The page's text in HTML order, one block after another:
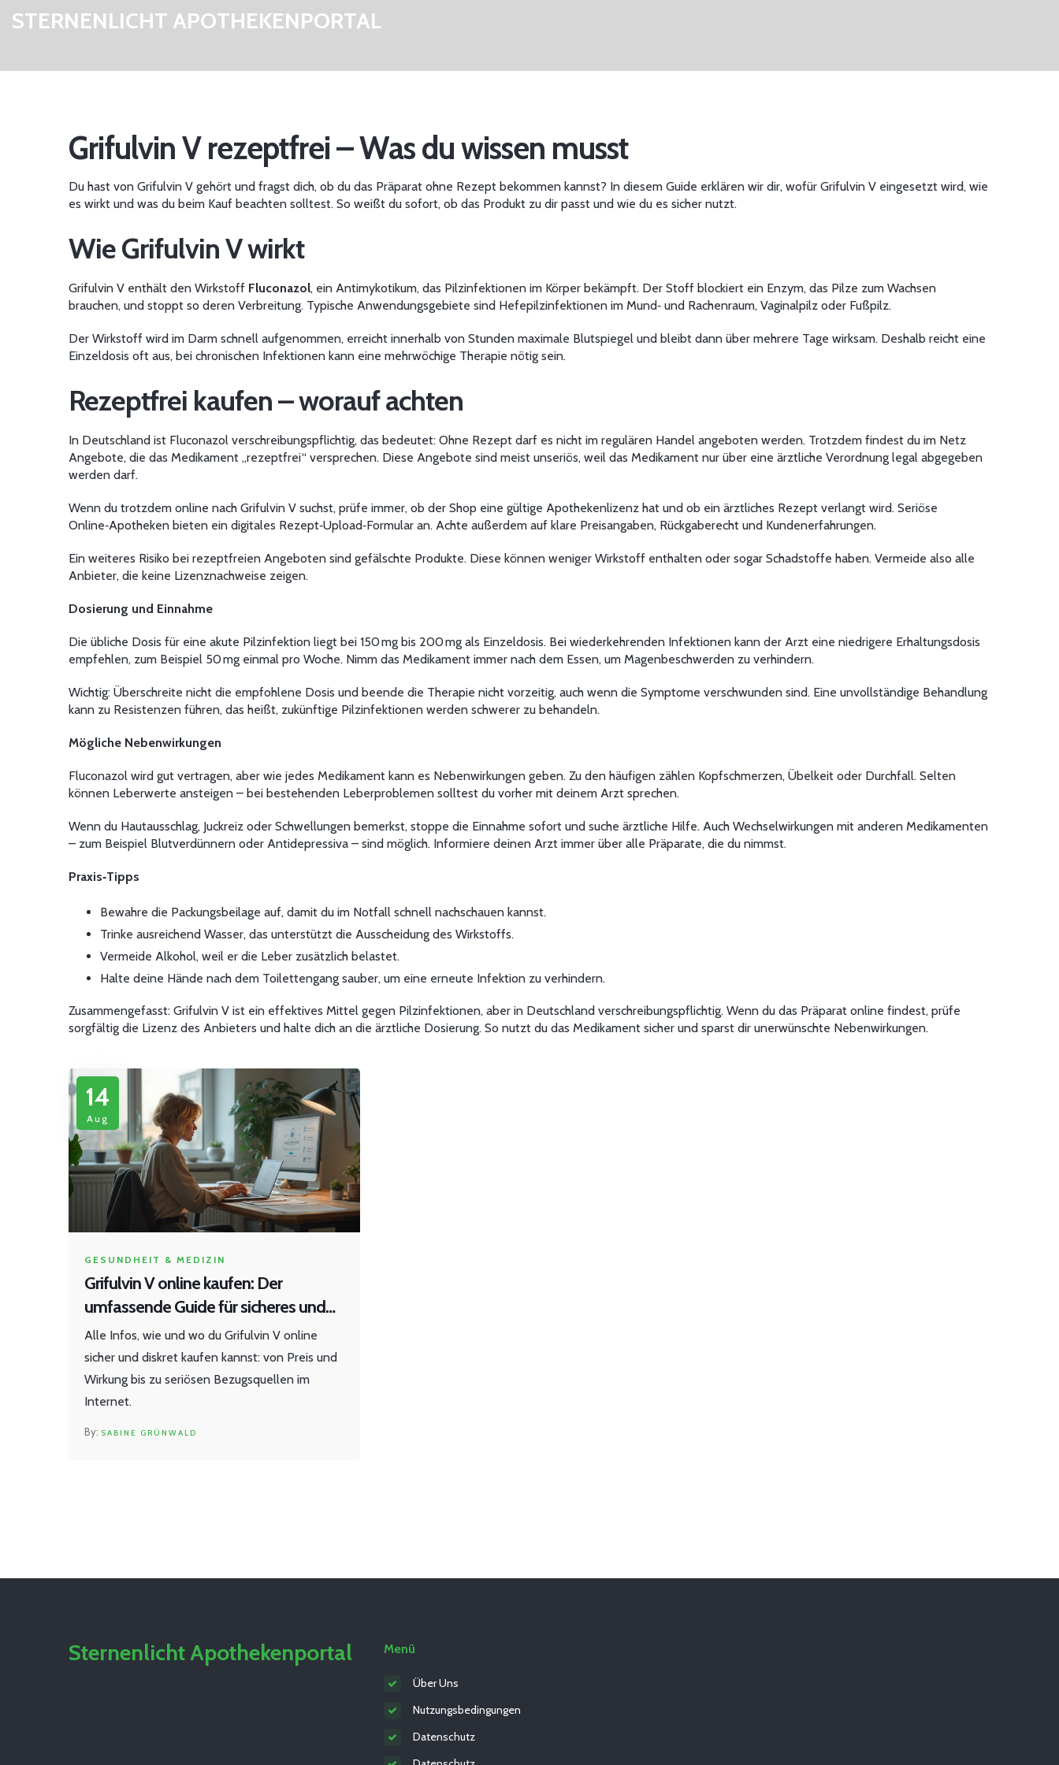
STERNENLICHT APOTHEKENPORTAL
Grifulvin V rezeptfrei – Was du wissen musst
Du hast von Grifulvin V gehört und fragst dich, ob du das Präparat ohne Rezept bekommen kannst? In diesem Guide erklären wir dir, wofür Grifulvin V eingesetzt wird, wie
es wirkt und was du beim Kauf beachten solltest. So weißt du sofort, ob das Produkt zu dir passt und wie du es sicher nutzt.
Wie Grifulvin V wirkt
Grifulvin V enthält den Wirkstoff Fluconazol, ein Antimykotikum, das Pilzinfektionen im Körper bekämpft. Der Stoff blockiert ein Enzym, das Pilze zum Wachsen
brauchen, und stoppt so deren Verbreitung. Typische Anwendungsgebiete sind Hefepilzinfektionen im Mund‑ und Rachenraum, Vaginalpilz oder Fußpilz.
Der Wirkstoff wird im Darm schnell aufgenommen, erreicht innerhalb von Stunden maximale Blutspiegel und bleibt dann über mehrere Tage wirksam. Deshalb reicht eine
Einzeldosis oft aus, bei chronischen Infektionen kann eine mehrwöchige Therapie nötig sein.
Rezeptfrei kaufen – worauf achten
In Deutschland ist Fluconazol verschreibungspflichtig, das bedeutet: Ohne Rezept darf es nicht im regulären Handel angeboten werden. Trotzdem findest du im Netz
Angebote, die das Medikament „rezeptfrei“ versprechen. Diese Angebote sind meist unseriös, weil das Medikament nur über eine ärztliche Verordnung legal abgegeben
werden darf.
Wenn du trotzdem online nach Grifulvin V suchst, prüfe immer, ob der Shop eine gültige Apothekenlizenz hat und ob ein ärztliches Rezept verlangt wird. Seriöse
Online‑Apotheken bieten ein digitales Rezept‑Upload‑Formular an. Achte außerdem auf klare Preisangaben, Rückgaberecht und Kundenerfahrungen.
Ein weiteres Risiko bei rezeptfreien Angeboten sind gefälschte Produkte. Diese können weniger Wirkstoff enthalten oder sogar Schadstoffe haben. Vermeide also alle
Anbieter, die keine Lizenznachweise zeigen.
Dosierung und Einnahme
Die übliche Dosis für eine akute Pilzinfektion liegt bei 150 mg bis 200 mg als Einzeldosis. Bei wiederkehrenden Infektionen kann der Arzt eine niedrigere Erhaltungsdosis
empfehlen, zum Beispiel 50 mg einmal pro Woche. Nimm das Medikament immer nach dem Essen, um Magenbeschwerden zu verhindern.
Wichtig: Überschreite nicht die empfohlene Dosis und beende die Therapie nicht vorzeitig, auch wenn die Symptome verschwunden sind. Eine unvollständige Behandlung
kann zu Resistenzen führen, das heißt, zukünftige Pilzinfektionen werden schwerer zu behandeln.
Mögliche Nebenwirkungen
Fluconazol wird gut vertragen, aber wie jedes Medikament kann es Nebenwirkungen geben. Zu den häufigen zählen Kopfschmerzen, Übelkeit oder Durchfall. Selten
können Leberwerte ansteigen – bei bestehenden Leberproblemen solltest du vorher mit deinem Arzt sprechen.
Wenn du Hautausschlag, Juckreiz oder Schwellungen bemerkst, stoppe die Einnahme sofort und suche ärztliche Hilfe. Auch Wechselwirkungen mit anderen Medikamenten
– zum Beispiel Blutverdünnern oder Antidepressiva – sind möglich. Informiere deinen Arzt immer über alle Präparate, die du nimmst.
Praxis‑Tipps
Bewahre die Packungsbeilage auf, damit du im Notfall schnell nachschauen kannst.
Trinke ausreichend Wasser, das unterstützt die Ausscheidung des Wirkstoffs.
Vermeide Alkohol, weil er die Leber zusätzlich belastet.
Halte deine Hände nach dem Toilettengang sauber, um eine erneute Infektion zu verhindern.
Zusammengefasst: Grifulvin V ist ein effektives Mittel gegen Pilzinfektionen, aber in Deutschland verschreibungspflichtig. Wenn du das Präparat online findest, prüfe
sorgfältig die Lizenz des Anbieters und halte dich an die ärztliche Dosierung. So nutzt du das Medikament sicher und sparst dir unerwünschte Nebenwirkungen.
14
Aug
GESUNDHEIT & MEDIZIN
Grifulvin V online kaufen: Der
umfassende Guide für sicheres und
günstiges Bestellen
Alle Infos, wie und wo du Grifulvin V online
sicher und diskret kaufen kannst: von Preis und
Wirkung bis zu seriösen Bezugsquellen im
Internet.
SABINE GRÜNWALD
Sternenlicht Apothekenportal Menü
Über Uns
Nutzungsbedingungen
Datenschutz